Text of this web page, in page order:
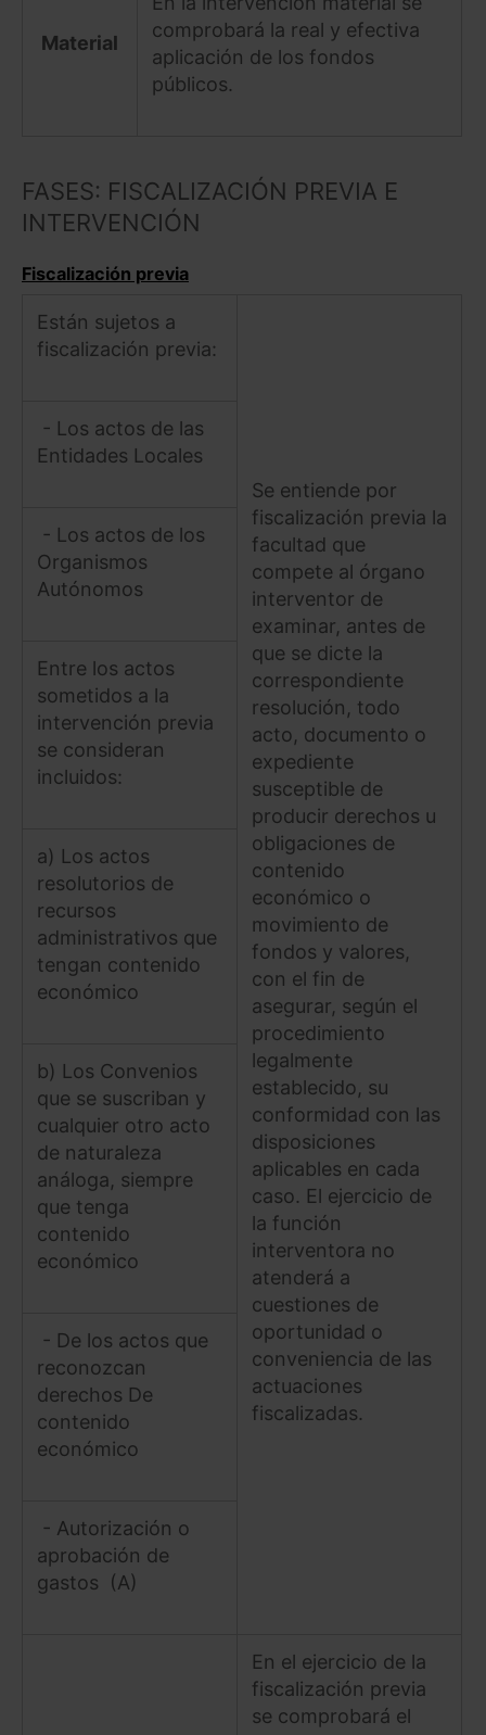
Material
comprobará la real y efectiva
aplicación de los fondos
públicos.
FASES: FISCALIZACIÓN PREVIA E
INTERVENCIÓN
Fiscalización previa
Están sujetos a
fiscalización previa:
Se entiende por
fiscalización previa la
facultad que
compete al órgano
interventor de
examinar, antes de
que se dicte la
correspondiente
resolución, todo
acto, documento o
expediente
susceptible de
producir derechos u
obligaciones de
contenido
económico o
movimiento de
fondos y valores,
con el fin de
asegurar, según el
procedimiento
legalmente
establecido, su
conformidad con las
disposiciones
aplicables en cada
caso. El ejercicio de
la función
interventora no
atenderá a
cuestiones de
oportunidad o
conveniencia de las
actuaciones
fiscalizadas.
- Los actos de las
Entidades Locales
- Los actos de los
Organismos
Autónomos
Entre los actos
sometidos a la
intervención previa
se consideran
incluidos:
a) Los actos
resolutorios de
recursos
administrativos que
tengan contenido
económico
b) Los Convenios
que se suscriban y
cualquier otro acto
de naturaleza
análoga, siempre
que tenga
contenido
económico
- De los actos que
reconozcan
derechos De
contenido
económico
- Autorización o
aprobación de
gastos (A)
En el ejercicio de la
fiscalización previa
se comprobará el